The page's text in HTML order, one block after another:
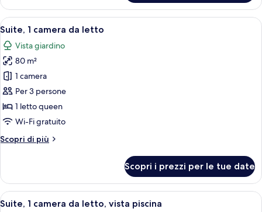
1
camera
da
vista
resort
Apri
tutte
le
foto
per
Suite,
1
camera
letto
Una camera d'albergo con una
5
Suite, 1 camera da letto
Vista giardino
80 m²
1 camera
Per 3 persone
1 letto queen
Wi-Fi gratuito
Scopri di più
Altri
1
camera
da
Scopri i prezzi per le tue date
Apri
Una camera d'albergo con una
5
Suite, 1 camera da letto, vista piscina